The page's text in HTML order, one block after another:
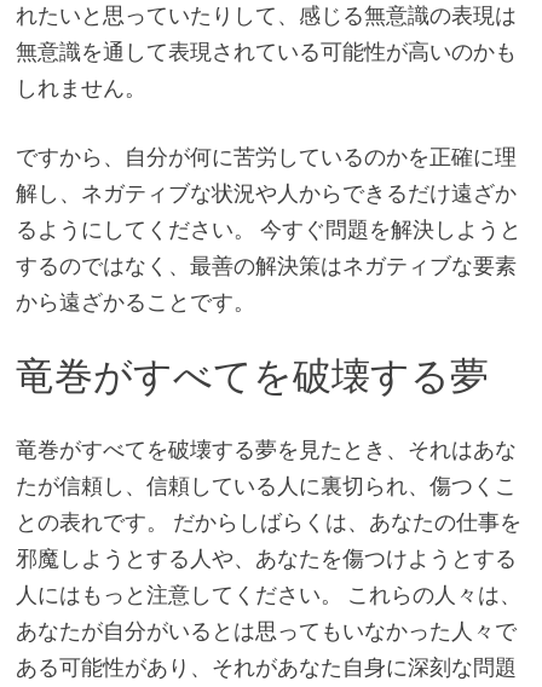
れたいと思っていたりして、感じる無意識の表現は
無意識を通して表現されている可能性が高いのかも
しれません。
ですから、自分が何に苦労しているのかを正確に理
解し、ネガティブな状況や人からできるだけ遠ざか
るようにしてください。 今すぐ問題を解決しようと
するのではなく、最善の解決策はネガティブな要素
から遠ざかることです。
竜巻がすべてを破壊する夢
竜巻がすべてを破壊する夢を見たとき、それはあな
たが信頼し、信頼している人に裏切られ、傷つくこ
との表れです。 だからしばらくは、あなたの仕事を
邪魔しようとする人や、あなたを傷つけようとする
人にはもっと注意してください。 これらの人々は、
あなたが自分がいるとは思ってもいなかった人々で
ある可能性があり、それがあなた自身に深刻な問題